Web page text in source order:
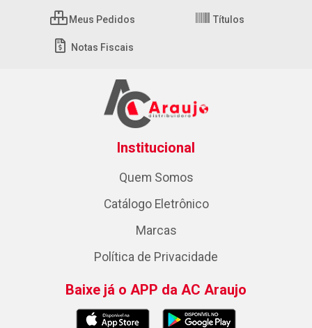
Meus Pedidos Títulos
Notas Fiscais
Institucional
Quem Somos
Catálogo Eletrônico
Marcas
Política de Privacidade
Baixe já o APP da AC Araujo